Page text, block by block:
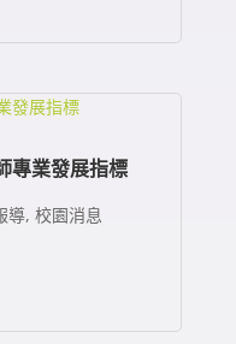
專業發展指標
導, 校園消息